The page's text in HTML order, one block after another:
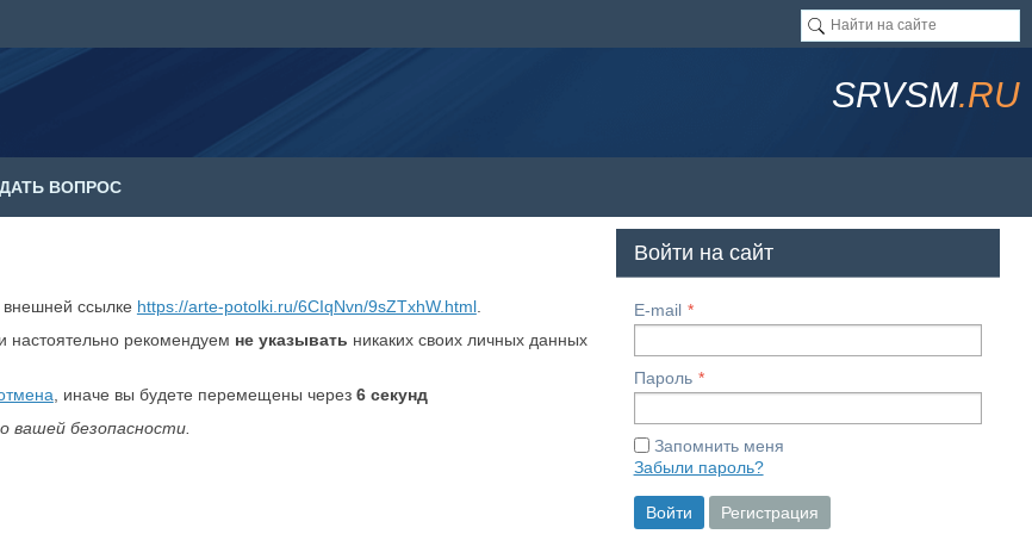
SRVSM.RU
ВОПРОС
ссылке https://arte-potolki.ru/6CIqNvn/9sZTxhW.html.
и настоятельно рекомендуем не указывать никаких своих личных данных
, иначе вы будете перемещены через 6секунд
вашей безопасности.
Войти на сайт
E-mail
Пароль
Запомнить меня
Забыли пароль?
Войти Регистрация